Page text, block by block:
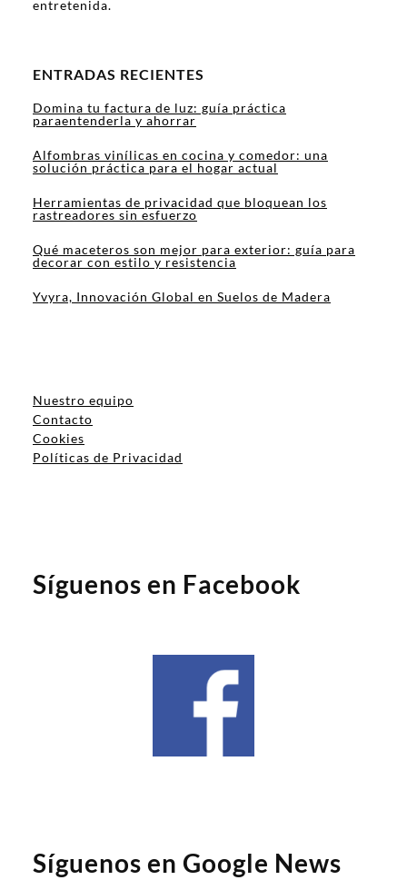
entretenida.
ENTRADAS RECIENTES
Domina tu factura de luz: guía práctica
paraentenderla y ahorrar
Alfombras vinílicas en cocina y comedor: una
solución práctica para el hogar actual
Herramientas de privacidad que bloquean los
rastreadores sin esfuerzo
Qué maceteros son mejor para exterior: guía para
decorar con estilo y resistencia
Yvyra, Innovación Global en Suelos de Madera
Nuestro equipo
Contacto
Cookies
Políticas de Privacidad
Síguenos en Facebook
Síguenos en Google News